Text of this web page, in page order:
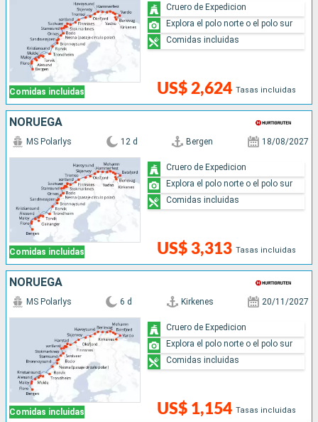
Comidas incluidas US$ 2,624 Tasas incluidas
Cruero de Expedicion
Explora el polo norte o el polo sur
Comidas incluidas
NORUEGA
Comidas incluidas
MS Polarlys 12 d Bergen 18/08/2027
US$ 3,313 Tasas incluidas
Cruero de Expedicion
Explora el polo norte o el polo sur
Comidas incluidas
NORUEGA
Comidas incluidas
MS Polarlys 6 d Kirkenes 20/11/2027
US$ 1,154 Tasas incluidas
Cruero de Expedicion
Explora el polo norte o el polo sur
Comidas incluidas